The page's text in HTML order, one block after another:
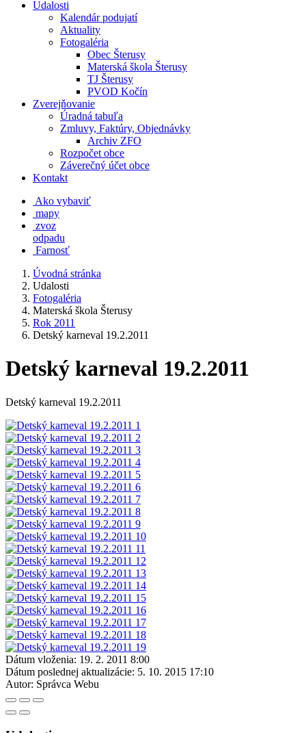
Udalosti
Kalendár podujatí
Aktuality
Fotogaléria
Obec Šterusy
Materská škola Šterusy
TJ Šterusy
PVOD Kočín
Zverejňovanie
Úradná tabuľa
Zmluvy, Faktúry, Objednávky
Archiv ZFO
Rozpočet obce
Záverečný účet obce
Kontakt
Ako vybaviť
mapy
zvoz
odpadu
Farnosť
Úvodná stránka
Udalosti
Fotogaléria
Materská škola Šterusy
Rok 2011
Detský karneval 19.2.2011
Detský karneval 19.2.2011
Detský karneval 19.2.2011
Dátum vloženia: 19. 2. 2011 8:00
Dátum poslednej aktualizácie: 5. 10. 2015 17:10
Autor: Správca Webu